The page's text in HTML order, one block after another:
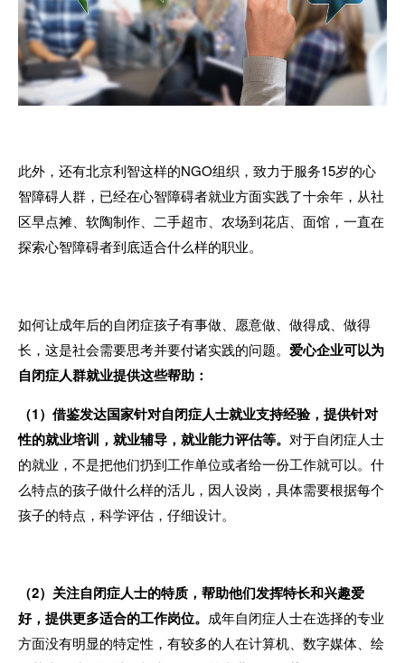
此外，还有北京利智这样的NGO组织，致力于服务15岁的心
智障碍人群，已经在心智障碍者就业方面实践了十余年，从社
区早点摊、软陶制作、二手超市、农场到花店、面馆，一直在
探索心智障碍者到底适合什么样的职业。
如何让成年后的自闭症孩子有事做、愿意做、做得成、做得
长，这是社会需要思考并要付诸实践的问题。 爱心企业可以为
自闭症人群就业提供这些帮助：
（1）借鉴发达国家针对自闭症人士就业支持经验，提供针对
性的就业培训，就业辅导，就业能力评估等。 对于自闭症人士
的就业，不是把他们扔到工作单位或者给一份工作就可以。什
么特点的孩子做什么样的活儿，因人设岗，具体需要根据每个
孩子的特点，科学评估，仔细设计。
（2）关注自闭症人士的特质，帮助他们发挥特长和兴趣爱
好，提供更多适合的工作岗位。 成年自闭症人士在选择的专业
方面没有明显的特定性，有较多的人在计算机、数字媒体、绘